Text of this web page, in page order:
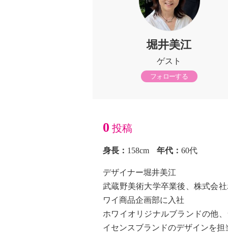
堀井美江
ゲスト
フォローする
0 投稿
身長： 158cm 年代： 60代
デザイナー堀井美江
武蔵野美術大学卒業後、株式会社
ワイ商品企画部に入社
ホワイオリジナルブランドの他、
イセンスブランドのデザインを担